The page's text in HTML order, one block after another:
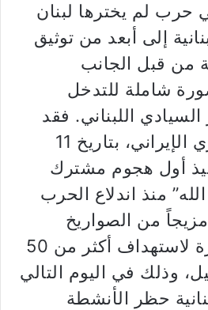
حرب لم يخترها لبنان
إلى أبعد من توثيق
من قبل الجانب
شاملة للتدخل
السيادي اللبناني. فقد
أعلن الحرس الثوري الإيراني، بتاريخ 11
أول هجوم مشترك
منذ اندلاع الحرب
من الصواريخ
والطائرات المسيّرة لاستهداف أكثر من 50
وذلك في اليوم التالي
حظر الأنشطة